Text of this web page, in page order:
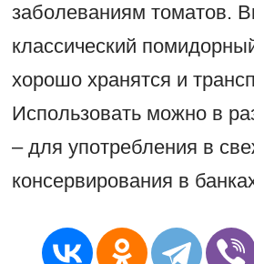
заболеваниям томатов.
классический
хорошо хранятся и
Использовать можно в
– для употребления в
консервирования в